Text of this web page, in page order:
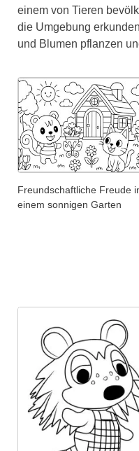
einem von Tieren
die Umgebung
und Blumen pflanzen
Freundschaftliche Freude
einem sonnigen Garten